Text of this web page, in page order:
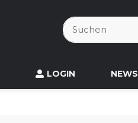
LOGIN NEWS